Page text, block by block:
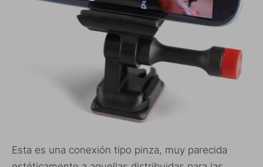
Esta es una conexión tipo pinza, muy parecida